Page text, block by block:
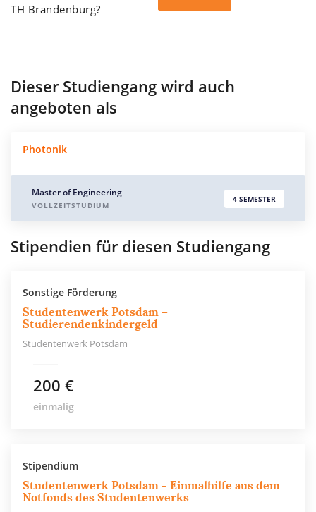
TH Brandenburg?
Dieser Studiengang wird auch
angeboten als
Photonik
Master of Engineering
VOLLZEITSTUDIUM
4 SEMESTER
Stipendien für diesen Studiengang
Sonstige Förderung
Studentenwerk Potsdam –
Studierendenkindergeld
Studentenwerk Potsdam
200 €
einmalig
Stipendium
Studentenwerk Potsdam - Einmalhilfe aus dem
Notfonds des Studentenwerks